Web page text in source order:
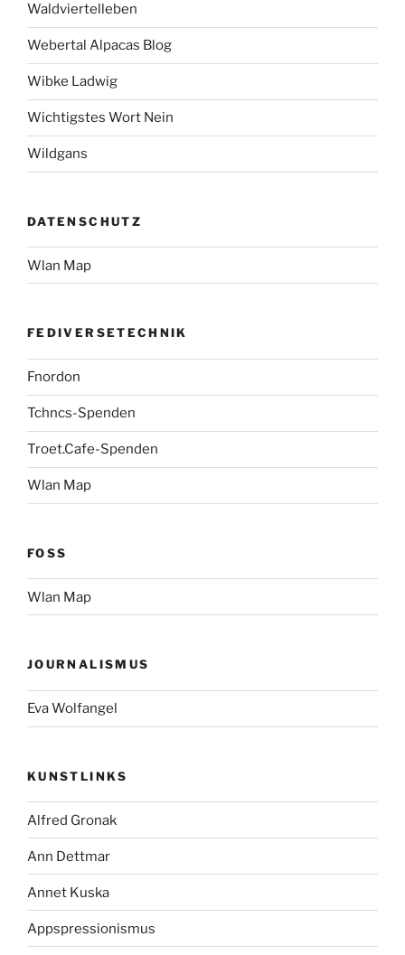
Waldviertelleben
Webertal Alpacas Blog
Wibke Ladwig
Wichtigstes Wort Nein
Wildgans
DATENSCHUTZ
Wlan Map
FEDIVERSETECHNIK
Fnordon
Tchncs-Spenden
Troet.Cafe-Spenden
Wlan Map
FOSS
Wlan Map
JOURNALISMUS
Eva Wolfangel
KUNSTLINKS
Alfred Gronak
Ann Dettmar
Annet Kuska
Appspressionismus